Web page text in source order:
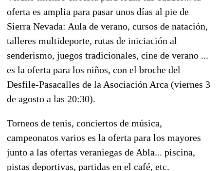
oferta es amplia para pasar unos días al pie de
Sierra Nevada: Aula de verano, cursos de natación,
talleres multideporte, rutas de iniciación al
senderismo, juegos tradicionales, cine de verano ...
es la oferta para los niños, con el broche del
Desfile-Pasacalles de la Asociación Arca (viernes 3
de agosto a las 20:30).
Torneos de tenis, conciertos de música,
campeonatos varios es la oferta para los mayores
junto a las ofertas veraniegas de Abla... piscina,
pistas deportivas, partidas en el café, etc.